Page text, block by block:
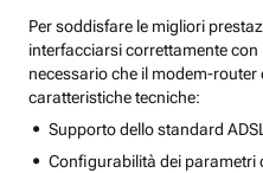
Per soddisfare le migliori
interfacciarsi correttamente con
necessario che il modem-
caratteristiche tecniche:
Supporto dello standard
Configurabilità dei parametri